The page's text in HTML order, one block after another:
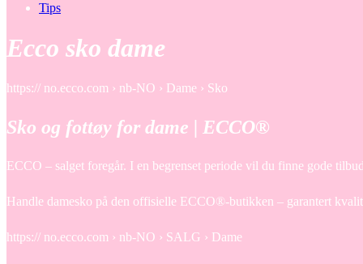
Tips
Ecco sko dame
https:// no.ecco.com › nb-NO › Dame › Sko
Sko og fottøy for dame | ECCO®
ECCO – salget foregår. I en begrenset periode vil du finne gode
Handle damesko på den offisielle ECCO®-butikken – garantert
https:// no.ecco.com › nb-NO › SALG › Dame